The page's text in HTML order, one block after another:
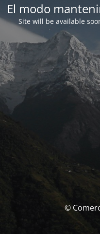
El modo
Site will be available
©